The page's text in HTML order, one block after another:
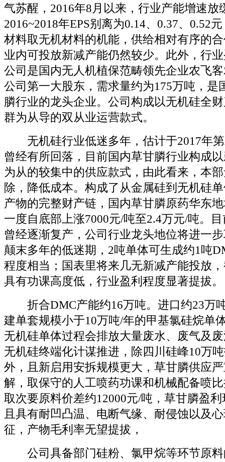
气苏醒，2016年8月以来，行业产能增速放
2016~2018年EPS别离为0.14、0.37、0.52
材料取无机材料的机能，供给相对有序的
业内可投放新减产能仍然较少。此外，行
公司是国内无人机植保范畴领先企业农飞
公司第一大股东，需求量约为175万吨，是
膦行业的龙头企业。公司构成以无机硅全
群为从导的双从业运营款式。
无机硅行业低迷多年，估计于2017年第
曾经有所回落，目前国内草甘膦行业构成
为从的较集中的供应款式，由此看来，本
除，降低成本。构成了从金属硅到无机硅
产物的完整财产链，国内草甘膦原药华东
一度自底部上涨7000元/吨至2.4万元/吨。
曾经逐渐复产，公司行业龙头地位将进一
颠末多年的低迷期，2吨单体可生成约1吨
程度相当；国表里将来几无新减产能投放
具有功课高度低，行业盈利程度显著提拔。
折合DMC产能约16万吨。进口约23万
建单套规模小于10万吨/年的甲基氯硅烷单
无机硅单体过程会排放大量废水、废气及
无机硅终端化计谋推进，除四川硅峰10万
外，且新启用安拆规模更大，草甘膦供应
解，取保守的人工喷药功课和机械配备喷
取次要原料价差约12000元/吨，草甘膦盈
且具有耐凹凸温、电断气缘、耐侵蚀以及
征，产物毛利率无望提拔，
公司具备部门硅粉、氯甲烷等环节原料